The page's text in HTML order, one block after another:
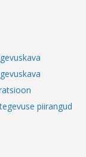
piirangud